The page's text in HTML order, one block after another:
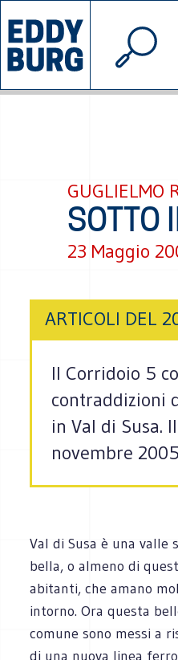
INIZIATIVE
© 2026
GUGLIELMO
SOTTO
23 Maggio
ARTICOLI DEL
Il Corridoio 5
contraddizioni
in Val di Susa.
novembre 2005
Val di Susa è una valle
bella, o almeno di
abitanti, che amano
intorno. Ora questa
comune sono messi a
di una nuova linea